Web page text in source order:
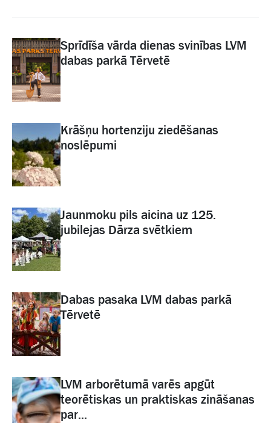
Sprīdīša vārda dienas svinības LVM
dabas parkā Tērvetē
Krāšņu hortenziju ziedēšanas
noslēpumi
Jaunmoku pils aicina uz 125.
jubilejas Dārza svētkiem
Dabas pasaka LVM dabas parkā
Tērvetē
LVM arborētumā varēs apgūt
teorētiskas un praktiskas zināšanas
par...